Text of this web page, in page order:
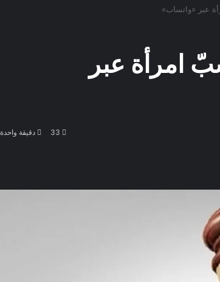
آلاف سبّ امرأة عبر
33 دقيقة واحدة